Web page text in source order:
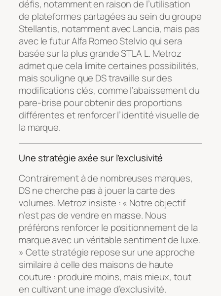
défis, notamment en raison de l’utilisation
de plateformes partagées au sein du groupe
Stellantis, notamment avec Lancia, mais pas
avec le futur Alfa Romeo Stelvio qui sera
basée sur la plus grande STLA L. Metroz
admet que cela limite certaines possibilités,
mais souligne que DS travaille sur des
modifications clés, comme l’abaissement du
pare-brise pour obtenir des proportions
différentes et renforcer l’identité visuelle de
la marque.
Une stratégie axée sur l’exclusivité
Contrairement à de nombreuses marques,
DS ne cherche pas à jouer la carte des
volumes. Metroz insiste : « Notre objectif
n’est pas de vendre en masse. Nous
préférons renforcer le positionnement de la
marque avec un véritable sentiment de luxe.
» Cette stratégie repose sur une approche
similaire à celle des maisons de haute
couture : produire moins, mais mieux, tout
en cultivant une image d’exclusivité.